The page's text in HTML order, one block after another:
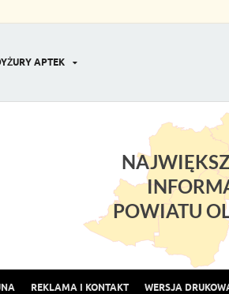
APTEK
POWIATU
REKLAMA I KONTAKT WERSJA